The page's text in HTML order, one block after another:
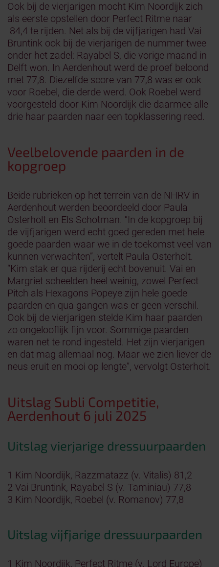
Ook bij de vierjarigen mocht Kim Noordijk zich
als eerste opstellen door Perfect Ritme naar
84,4 te rijden. Net als bij de vijfjarigen had Vai
Bruntink ook bij de vierjarigen de nummer twee
onder het zadel: Rayabel S, die vorige maand in
Delft won. In Aerdenhout werd de proef beloond
met 77,8. Diezelfde score van 77,8 was er ook
voor Roebel, die derde werd. Ook Roebel werd
voorgesteld door Kim Noordijk die daarmee alle
drie haar paarden naar een topklassering reed.
Veelbelovende paarden in de
kopgroep
Beide rubrieken op het terrein van de NHRV in
Aerdenhout werden beoordeeld door Paula
Osterholt en Els Schotman. “In de kopgroep bij
de vijfjarigen werd echt goed gereden met hele
goede paarden waar we in de toekomst veel van
kunnen verwachten”, vertelt Paula Osterholt.
“Kim stak er qua rijderij echt bovenuit. Vai en
Margriet scheelden heel weinig, zowel Perfect
Pitch als Hexagons Popeye zijn hele goede
paarden en qua gangen was er geen verschil.
Ook bij de vierjarigen stelde Kim haar paarden
zo ongelooflijk fijn voor. Sommige paarden
waren net te rond ingesteld. Het zijn vierjarigen
en dat mag allemaal nog. Maar we zien liever de
neus eruit en mooi op lengte”, vervolgt Osterholt.
Uitslag Subli Competitie,
Aerdenhout 6 juli 2025
Uitslag vierjarige dressuurpaarden
1 Kim Noordijk, Razzmatazz (v. Vitalis) 81,2
2 Vai Bruntink, Rayabel S (v. Taminiau) 77,8
3 Kim Noordijk, Roebel (v. Romanov) 77,8
Uitslag vijfjarige dressuurpaarden
1 Kim Noordijk, Perfect Ritme (v. Lord Europe)